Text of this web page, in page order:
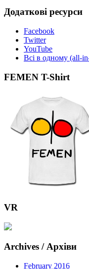
Додаткові ресурси
Facebook
Twitter
YouTube
Всі в одному (all-
FEMEN T-Shirt
VR
Archives / Архіви
February 2016